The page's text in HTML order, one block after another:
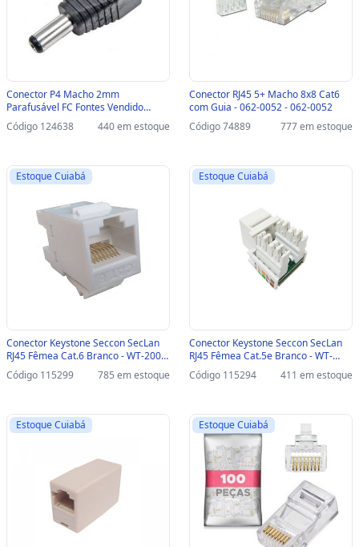
Conector P4 Macho 2mm
Parafusável FC Fontes Vendido
Unitário - FCP4MBRN / FCP4001 -
FCP4MBRN / FCP4001
Código 124638 440 em estoque
Conector RJ45 5+ Macho 8x8 Cat6
com Guia - 062-0052 - 062-0052
Código 74889
777 em estoque
Estoque Cuiabá
Conector Keystone Seccon SecLan
RJ45 Fêmea Cat.6 Branco - WT-2002
- WT-2002
Código 115299 785 em estoque
Estoque Cuiabá
Conector Keystone Seccon SecLan
RJ45 Fêmea Cat.5e Branco - WT-
2001C/W - WT-2001C/W
Código 115294 411 em estoque
Estoque Cuiabá Estoque Cuiabá